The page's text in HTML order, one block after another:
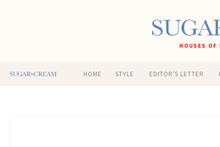
HOUSES
HOME STYLE EDITOR'S LETTER